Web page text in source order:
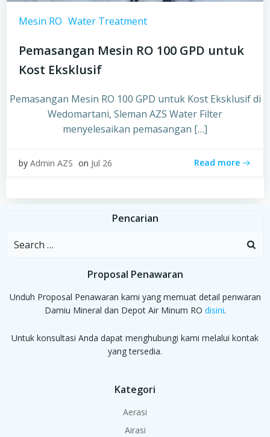
Mesin RO Water Treatment
Pemasangan Mesin RO 100 GPD untuk
Kost Eksklusif
Pemasangan Mesin RO 100 GPD untuk Kost Eksklusif di
Wedomartani, Sleman AZS Water Filter
menyelesaikan pemasangan […]
by Admin AZS on Jul 26 Read more
Pencarian
Search
Proposal Penawaran
Unduh Proposal Penawaran kami yang memuat detail penwaran
Damiu Mineral dan Depot Air Minum RO disini.
Untuk konsultasi Anda dapat menghubungi kami melalui kontak
yang tersedia.
Kategori
Aerasi
Airasi